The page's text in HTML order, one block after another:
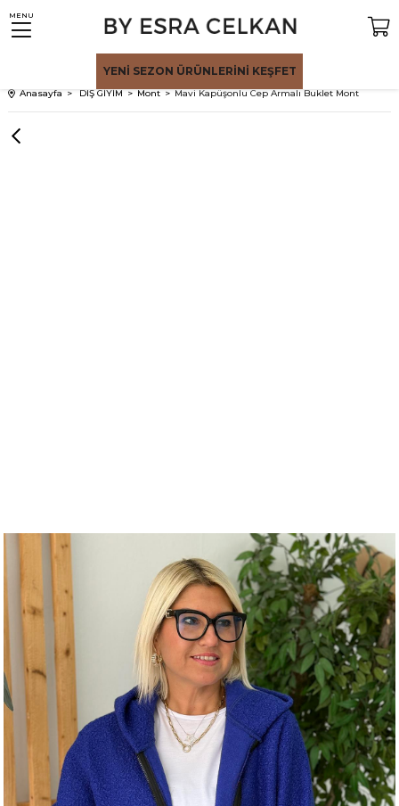
MENU
YENİ SEZON ÜRÜNLERİNİ KEŞFET
Anasayfa DIŞ GİYİM Mont Mavi Kapüşonlu Cep Armalı Buklet Mont